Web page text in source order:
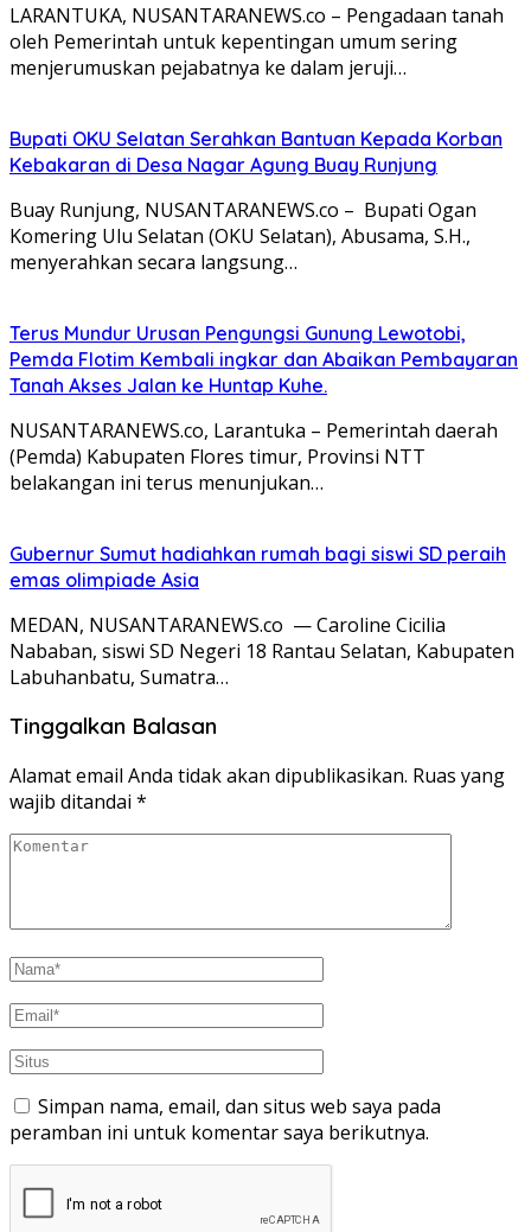
LARANTUKA, NUSANTARANEWS.co – Pengadaan tanah
oleh Pemerintah untuk kepentingan umum sering
menjerumuskan pejabatnya ke dalam jeruji…
Bupati OKU Selatan Serahkan Bantuan Kepada Korban
Kebakaran di Desa Nagar Agung Buay Runjung
Buay Runjung, NUSANTARANEWS.co – Bupati Ogan
Komering Ulu Selatan (OKU Selatan), Abusama, S.H.,
menyerahkan secara langsung…
Terus Mundur Urusan Pengungsi Gunung Lewotobi,
Pemda Flotim Kembali ingkar dan Abaikan Pembayaran
Tanah Akses Jalan ke Huntap Kuhe.
NUSANTARANEWS.co, Larantuka – Pemerintah daerah
(Pemda) Kabupaten Flores timur, Provinsi NTT
belakangan ini terus menunjukan…
Gubernur Sumut hadiahkan rumah bagi siswi SD peraih
emas olimpiade Asia
MEDAN, NUSANTARANEWS.co — Caroline Cicilia
Nababan, siswi SD Negeri 18 Rantau Selatan, Kabupaten
Labuhanbatu, Sumatra…
Tinggalkan Balasan
Alamat email Anda tidak akan dipublikasikan. Ruas yang
wajib ditandai *
Simpan nama, email, dan situs web saya pada
peramban ini untuk komentar saya berikutnya.